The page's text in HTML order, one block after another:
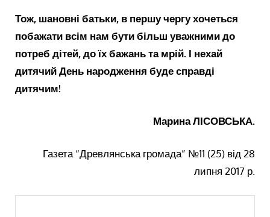
Тож, шановні батьки, в першу чергу хочеться
побажати всім нам бути більш уважними до
потреб дітей, до їх бажань та мрій. І нехай
дитячий День народження буде справді
дитячим!
Марина ЛІСОВСЬКА.
Газета “Древлянська громада” №11 (25) від 28
липня 2017 р.